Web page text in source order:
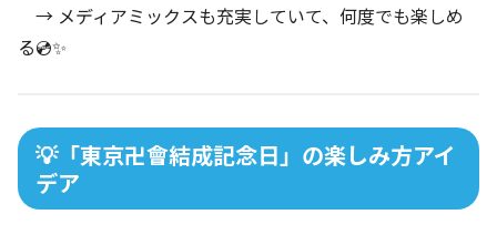
→ メディアミックスも充実していて、何度でも楽しめ
る💿✨
💡「東京卍會結成記念日」の楽しみ方アイ
デア